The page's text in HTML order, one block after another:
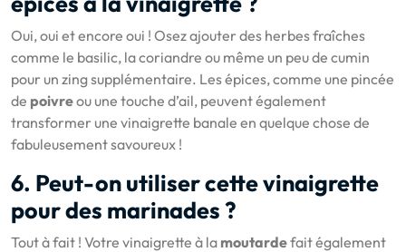
Oui, oui et encore oui ! Osez ajouter des herbes fraîches
comme le basilic, la coriandre ou même un peu de cumin
pour un zing supplémentaire. Les épices, comme une pincée
de poivreou une touche d’ail, peuvent également
transformer une vinaigrette banale en quelque chose de
fabuleusement savoureux !
6. Peut-on utiliser cette vinaigrette
pour des marinades ?
Tout à fait ! Votre vinaigrette à la moutardefait également